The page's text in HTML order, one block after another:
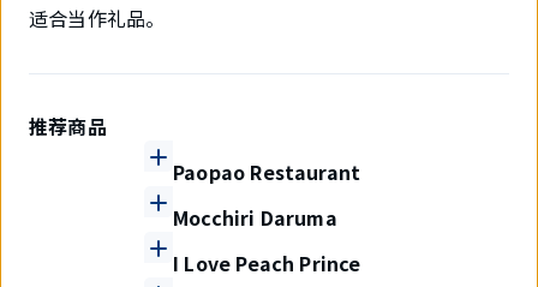
适合当作礼品。
推荐商品
Paopao Restaurant
Mocchiri Daruma
I Love Peach Prince